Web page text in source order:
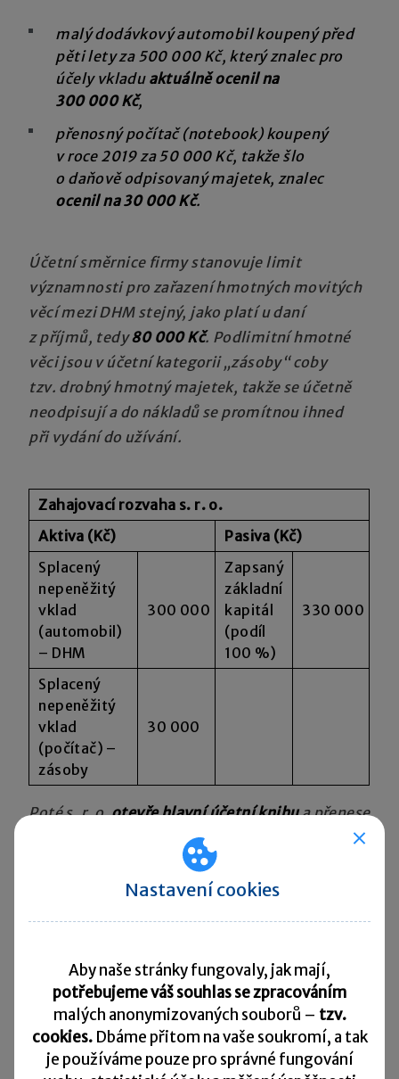
malý dodávkový automobil koupený před
pěti lety za 500 000 Kč, který znalec pro
účely vkladu aktuálně ocenil na
300 000 Kč,
přenosný počítač (notebook) koupený
v roce 2019 za 50 000 Kč, takže šlo
o daňově odpisovaný majetek, znalec
ocenil na 30 000 Kč.
Účetní směrnice firmy stanovuje limit
významnosti pro zařazení hmotných movitých
věcí mezi DHM stejný, jako platí u daní
z příjmů, tedy80 000 Kč. Podlimitní hmotné
věci jsou v účetní kategorii „zásoby“ coby
tzv. drobný hmotný majetek, takže se účetně
neodpisují a do nákladů se promítnou ihned
při vydání do užívání.
Zahajovací rozvaha s. r. o.
Aktiva (Kč)
Pasiva (Kč)
Splacený
nepeněžitý
vklad
(automobil)
– DHM
300 000
Zapsaný
základní
kapitál
(podíl
100 %)
330 000
Splacený
nepeněžitý
vklad
(počítač) –
zásoby
30 000
Poté s. r. o.otevře hlavní účetní knihua přenese
údaje zahajovací rozvahy na příslušné
Popis účetní
operace
Kč MD
1.
Automobil
zařazený mezi
dlouhodobý
300 000 022 701
Nastavení cookies
Aby naše stránky fungovaly, jak mají,
potřebujeme váš souhlas se zpracováním
malých anonymizovaných souborů – tzv.
cookies. Dbáme přitom na vaše soukromí, a tak
je používáme pouze pro správné fungování